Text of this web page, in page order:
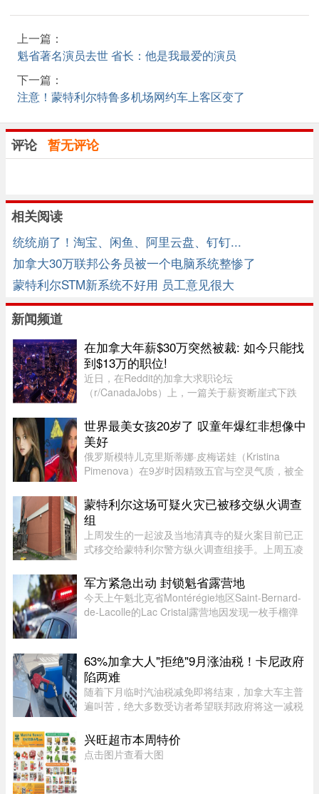
上一篇：
魁省著名演员去世 省长：他是我最爱的演员
下一篇：
注意！蒙特利尔特鲁多机场网约车上客区变了
评论 暂无评论
相关阅读
统统崩了！淘宝、闲鱼、阿里云盘、钉钉...
加拿大30万联邦公务员被一个电脑系统整惨了
蒙特利尔STM新系统不好用 员工意见很大
新闻频道
在加拿大年薪$30万突然被裁: 如今只能找
到$13万的职位!
近日，在Reddit的加拿大求职论坛
（r/CanadaJobs）上，一篇关于薪资断崖式下跌
（OP）表示，自己刚被裁员，此前的年薪高达30
万加元，但如今重返求职市场时却无奈地发现，同
类岗 ...
世界最美女孩20岁了 叹童年爆红非想像中
美好
俄罗斯模特儿克里斯蒂娜·皮梅诺娃（Kristina
Pimenova）在9岁时因精致五官与空灵气质，被全
时尚圈。然而，爆红背后却伴随争议，她多次因拍
摄风格被质疑将未成年孩童 ...
蒙特利尔这场可疑火灾已被移交纵火调查
组
上周发生的一起波及当地清真寺的疑火案目前已正
式移交给蒙特利尔警方纵火调查组接手。上周五凌
Côte-des-Neiges–Notre-Dame-de-Grâce 区的
Courtrai Avenue，停在两 ...
军方紧急出动 封锁魁省露营地
今天上午魁北克省Montérégie地区Saint-Bernard-
de-Lacolle的Lac Cristal露营地因发现一枚手榴弹
历史，目前对露营者没有 ...
63%加拿大人"拒绝"9月涨油税！卡尼政府
陷两难
随着下月临时汽油税减免即将结束，加拿大车主普
遍叫苦，绝大多数受访者希望联邦政府将这一减税
公司进行的最新调查显示，63% 的加拿大人希望总
理卡尼（Mark Carney）将 ...
兴旺超市本周特价
点击图片查看大图